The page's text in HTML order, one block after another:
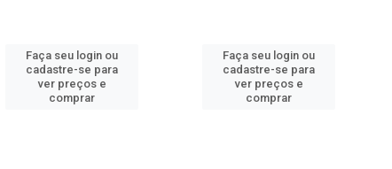
Faça seu login ou
cadastre-se para
ver preços e
comprar
Faça seu login ou
cadastre-se para
ver preços e
comprar